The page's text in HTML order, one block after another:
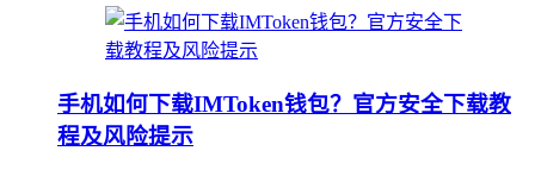
手机如何下载IMToken钱包？官方安全下载教
程及风险提示